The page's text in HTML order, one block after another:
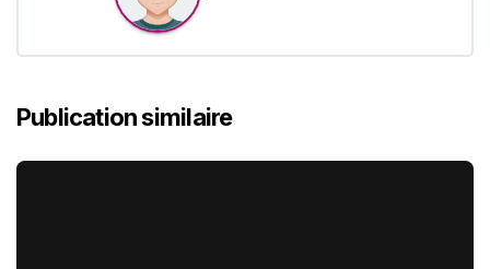
Publication similaire